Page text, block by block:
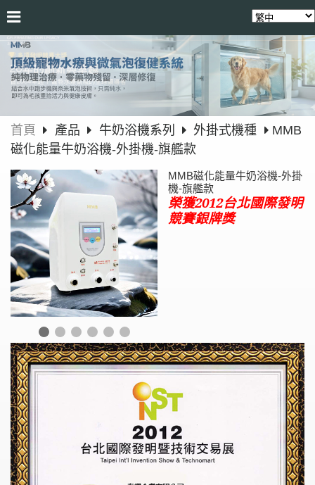
首頁 產品 牛奶浴機系列 外掛式機種
MMB
磁化能量牛奶浴機-外掛機-旗艦款
MMB磁化能量牛奶浴機-外掛
機-旗艦款
榮獲2012台北國際發明
競賽銀牌獎